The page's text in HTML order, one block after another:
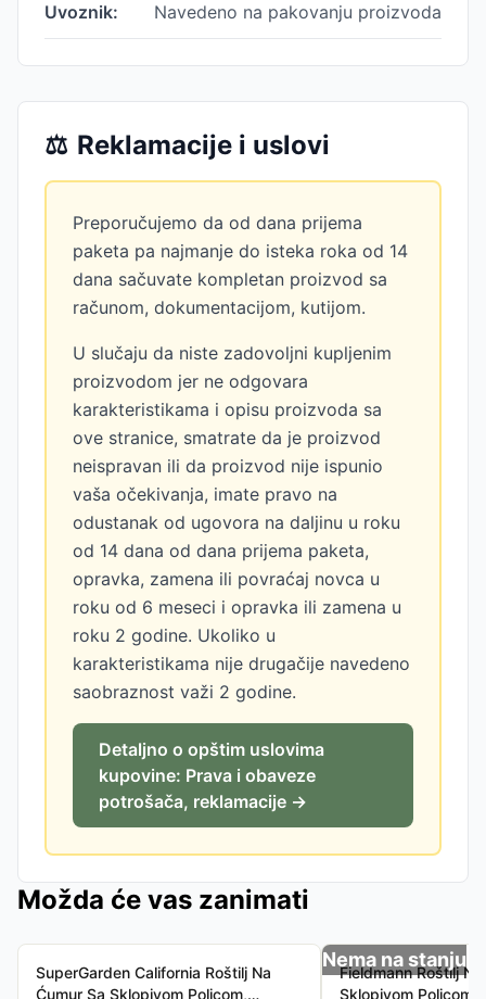
Uvoznik: Navedeno na pakovanju proizvoda
⚖️ Reklamacije i uslovi
Preporučujemo da od dana prijema
paketa pa najmanje do isteka roka od 14
dana sačuvate kompletan proizvod sa
računom, dokumentacijom, kutijom.
U slučaju da niste zadovoljni kupljenim
proizvodom jer ne odgovara
karakteristikama i opisu proizvoda sa
ove stranice, smatrate da je proizvod
neispravan ili da proizvod nije ispunio
vaša očekivanja, imate pravo na
odustanak od ugovora na daljinu u roku
od 14 dana od dana prijema paketa,
opravka, zamena ili povraćaj novca u
roku od 6 meseci i opravka ili zamena u
roku 2 godine. Ukoliko u
karakteristikama nije drugačije navedeno
saobraznost važi 2 godine.
Detaljno o opštim uslovima
kupovine: Prava i obaveze
potrošača, reklamacije →
Možda će vas zanimati
SuperGarden California Roštilj Na
Ćumur Sa Sklopivom Policom,
Nema na stanju
Fieldmann Roštilj
Sklopivom Policom,